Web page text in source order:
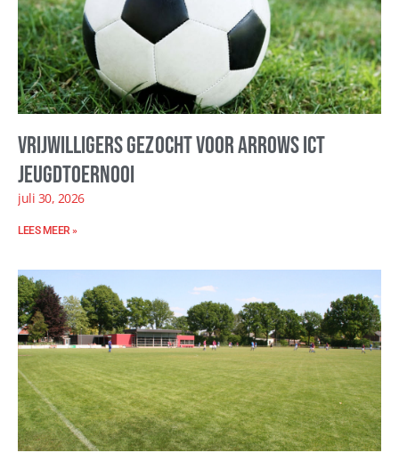
Vrijwilligers gezocht voor Arrows ICT
Jeugdtoernooi
juli 30, 2026
LEES MEER »